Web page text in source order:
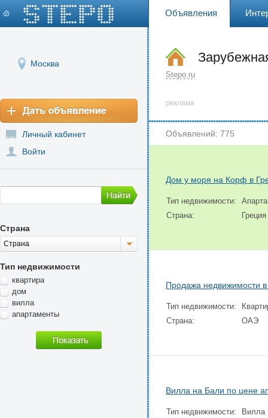
Объявления
Москва
Личный кабинет
Войти
Страна
Страна
Тип недвижимости
квартира
дом
вилла
апартаменты
Stepo.ru
реклама
Объявлений: 775
Дом у моря на Корф в
Тип недвижимости:
Страна:
Греция
Продажа недвижимости
Тип недвижимости:
Страна:
ОАЭ
Вилла на Бали по цене
Тип недвижимости:
Вилла